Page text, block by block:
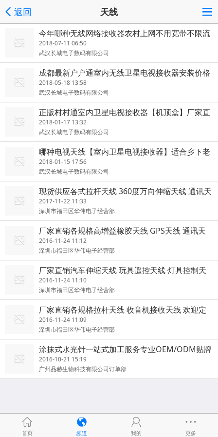
返回 天线
今年哪种无线网络接收器农村上网不用宽带不限流
量
2018-07-11 06:50
武汉长城电子数码有限公司
成都最新户户通室内无线卫星电视接收器安装价格
2018-05-18 13:58
武汉长城电子数码有限公司
正版村村通室内卫星电视接收器【机顶盒】厂家直
销
2018-01-17 13:32
武汉长城电子数码有限公司
哪种电视天线【室内卫星电视接收器】适合乡下老
人使用
2018-01-15 17:56
武汉长城电子数码有限公司
现货供应各式拉杆天线 360度万向伸缩天线 通讯天
线
2017-11-22 11:33
深圳市福田区华伟电子经营部
厂家直销各规格高增益橡胶天线 GPS天线 通讯天
线
2016-11-24 11:12
深圳市福田区华伟电子经营部
厂家直销汽车伸缩天线 玩具遥控天线 灯具控制天
线
2016-11-24 11:10
深圳市福田区华伟电子经营部
厂家直销各规格拉杆天线 收音机接收天线 欢迎定
制
2016-11-24 11:09
深圳市福田区华伟电子经营部
涂抹式水光针一站式加工服务专业OEM/ODM贴牌
2016-10-21 15:19
广州品赫生物科技有限公司订单部
首页 频道 我的 更多